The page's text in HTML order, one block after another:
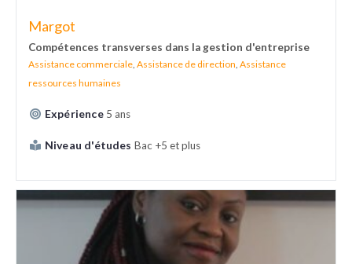
Margot
Compétences transverses dans la gestion d'entreprise
Assistance commerciale, Assistance de direction, Assistance
ressources humaines
Expérience 5 ans
Niveau d'études Bac +5 et plus